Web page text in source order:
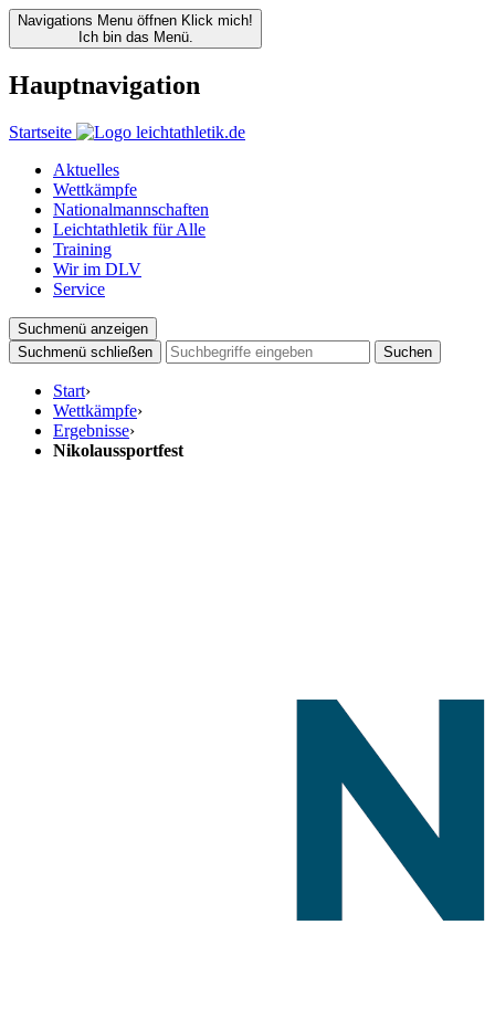
Navigations Menu öffnen Klick mich!
Ich bin das Menü.
Hauptnavigation
Startseite
Aktuelles
Wettkämpfe
Nationalmannschaften
Leichtathletik für Alle
Training
Wir im DLV
Service
Suchmenü anzeigen
Suchmenü schließen
Suchen
Start›
Wettkämpfe›
Ergebnisse›
Nikolaussportfest